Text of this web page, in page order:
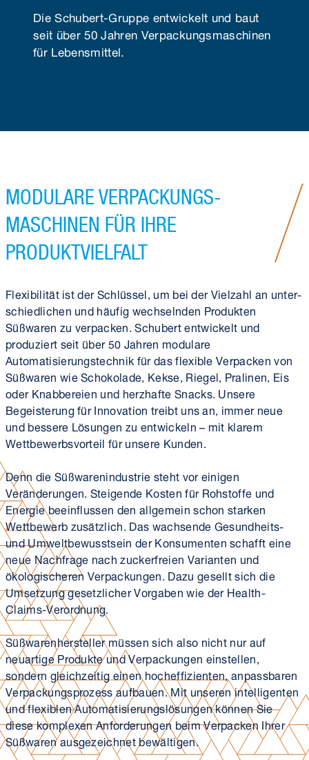
Die Schubert-Gruppe entwickelt und baut
seit über 50 Jahren Verpackungs­maschinen
für Lebensmittel.
MODULARE VERPACKUNGS­
MASCHINEN FÜR IHRE
PRODUKT­VIELFALT
Flexibilität ist der Schlüssel, um bei der Vielzahl an unter­
schiedlichen und häufig wechselnden Produkten
Süßwaren zu verpacken. Schubert entwickelt und
produziert seit über 50 Jahren modulare
Automatisierungs­technik für das flexible Verpacken von
Süßwaren wie Schokolade, Kekse, Riegel, Pralinen, Eis
oder Knabbereien und herzhafte Snacks. Unsere
Begeisterung für Innovation treibt uns an, immer neue
und bessere Lösungen zu entwickeln – mit klarem
Wettbewerbs­vorteil für unsere Kunden.
Denn die Süßwaren­industrie steht vor einigen
Veränderungen. Steigende Kosten für Rohstoffe und
Energie beeinflussen den allgemein schon starken
Wettbewerb zusätzlich. Das wachsende Gesundheits-
und Umwelt­bewusstsein der Konsumenten schafft eine
neue Nachfrage nach zuckerfreien Varianten und
ökologischeren Verpackungen. Dazu gesellt sich die
Umsetzung gesetzlicher Vorgaben wie der Health-
Claims-Verordnung.
Süßwaren­hersteller müssen sich also nicht nur auf
neuartige Produkte und Verpackungen einstellen,
sondern gleichzeitig einen hoch­effizienten, anpassbaren
Verpackungs­prozess aufbauen. Mit unseren intelligenten
und flexiblen Automatisierungs­lösungen können Sie
diese komplexen Anforderungen beim Verpacken Ihrer
Süßwaren ausgezeichnet bewältigen.